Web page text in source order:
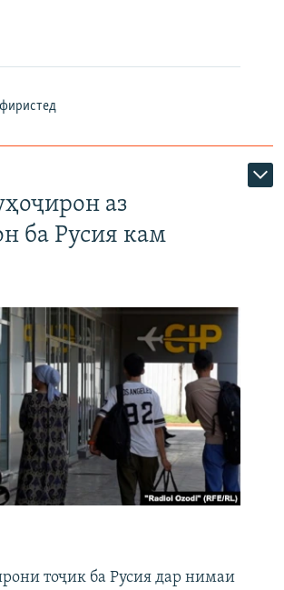
аз
ба Русия кам
тоҷик ба Русия дар нимаи